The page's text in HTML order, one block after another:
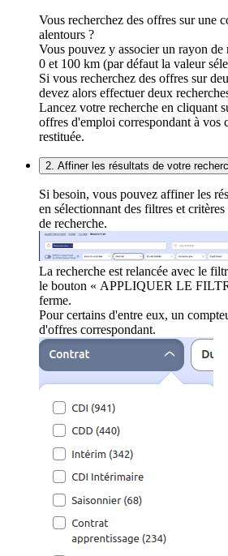
Vous recherchez des offres sur une
alentours ?
Vous pouvez y associer un rayon de
0 et 100 km (par défaut la valeur
Si vous recherchez des offres sur
devez alors effectuer deux
Lancez votre recherche en cliquant
offres d'emploi correspondant à vos
restituée.
2. Affiner les résultats de votre
Si besoin, vous pouvez affiner les
en sélectionnant des filtres et critères
de recherche.
La recherche est relancée avec le
le bouton « APPLIQUER LE
ferme.
Pour certains d'entre eux, un
d'offres correspondant.